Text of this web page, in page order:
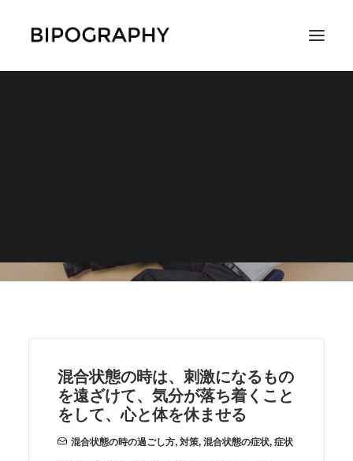
混合状態の時は、刺激になるもの
を遠ざけて、気分が落ち着くこと
をして、心と体を休ませる
混合状態の時の過ごし方, 対策, 混合状態の症状, 症状